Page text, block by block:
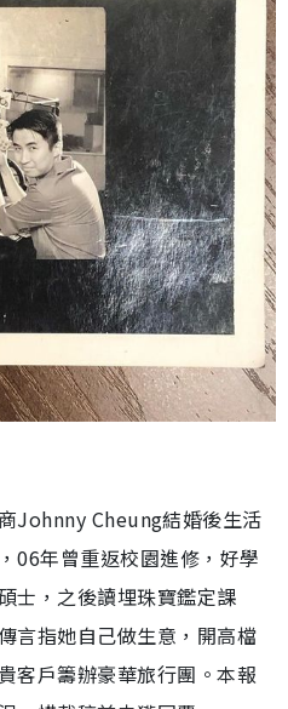
Johnny Cheung結婚後生活
06年曾重返校園進修，好學
士，之後讀埋珠寶鑑定課
言指她自己做生意，開高檔
客戶籌辦豪華旅行團。本報